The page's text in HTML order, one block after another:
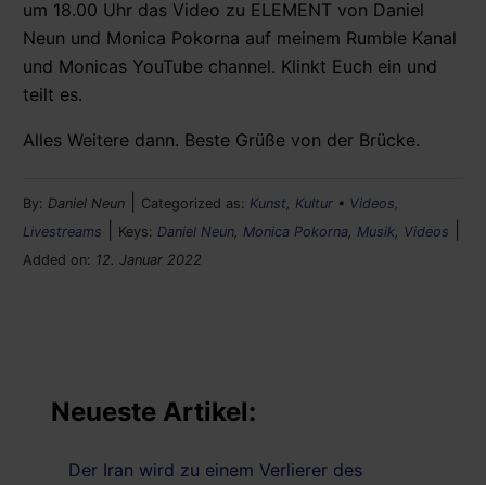
um 18.00 Uhr das Video zu ELEMENT von Daniel
Neun und Monica Pokorna auf meinem Rumble Kanal
und Monicas YouTube channel. Klinkt Euch ein und
teilt es.
Alles Weitere dann. Beste Grüße von der Brücke.
By: Daniel Neun Categorized as: Kunst, Kultur • Videos,
Livestreams
Keys: Daniel Neun Monica Pokorna Musik Videos
Added on: 12. Januar 2022
Neueste Artikel:
Der Iran wird zu einem Verlierer des